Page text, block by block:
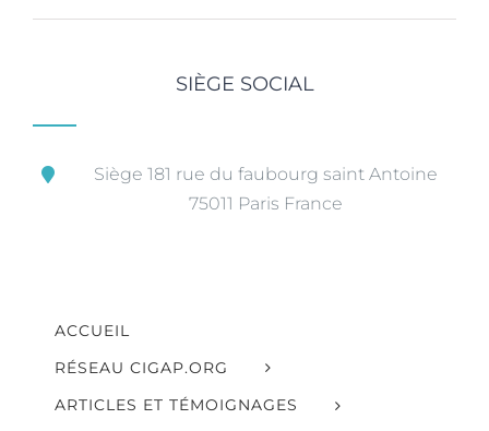
SIÈGE SOCIAL
Siège 181 rue du faubourg saint Antoine
75011 Paris France
ACCUEIL
RÉSEAU CIGAP.ORG
ARTICLES ET TÉMOIGNAGES